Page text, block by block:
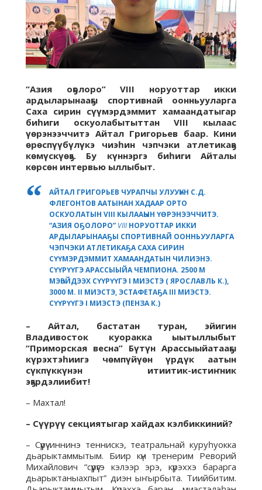
“Азия оҕолоро” VIII норуоттар икки
ардыларынааҕы спортивнай оонньууларга
Саха сирин сүүмэрдэммит хамаандатыгар
биһиги оскуолабытыттан VIII кылаас
үөрэнээччитэ Айтал Григорьев баар. Кини
өрөспүүбүлүкэ чиэһин чэпчэки атлетикаҕа
көмүскүөҕэ. Бу күннэргэ биһиги Айталы
көрсөн интервью ыллыбыт.
АЙТАЛ ГРИГОРЬЕВ ЧУРАПЧЫ УЛУУҺУН С.Д.
ФЛЕГОНТОВ ААТЫНАН ХАДААР ОРТО
ОСКУОЛАТЫН VIII КЫЛААҺЫН ҮӨРЭНЭЭЧЧИТЭ.
“АЗИЯ ОҔОЛОРО” VIIIНОРУОТТАР ИККИ
АРДЫЛАРЫНААҔЫ СПОРТИВНАЙ ООННЬУУЛАРГА
ЧЭПЧЭКИ АТЛЕТИКАҔА САХА СИРИН
СҮҮМЭРДЭММИТ ХАМААНДАТЫН ЧИЛИЭНЭ.
СҮҮРҮҮГЭ АРАССЫЫЙА ЧЕМПИОНА. 2500 М
МЭҺЭЙДЭЭХ СҮҮРҮҮГЭ I МИЭСТЭ ( ЯРОСЛАВЛЬ К.),
3000 М. II МИЭСТЭ, ЭСТАФЕТАҔА III МИЭСТЭ.
СҮҮРҮҮГЭ I МИЭСТЭ (ПЕНЗА К.)
– Айтал, бастатан туран, эйигин
Владивосток куоракка ыытыллыбыт
“Приморская весна” Бүтүн Арассыыйатааҕы
күрэхтэһиигэ чөмпүйүөн үрдүк аатын
сүкпүккүнэн итиитик-истиҥник
эҕэрдэлиибит!
– Махтал!
– Сүүрүү секциятыгар хайдах кэлбиккиний?
– Сүүрүү иннинэ теннискэ, театральнай куруһуокка
дьарыктаммытым. Биир күн тренерим Реворий
Михайлович “сүүрүүгэ кэлээр эрэ, күрэххэ барарга
дьарыктаныахпыт” диэн ыҥырбыта. Тиийбитим.